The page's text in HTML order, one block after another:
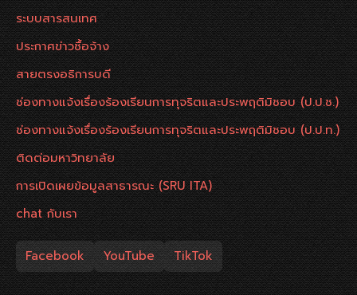
ระบบสารสนเทศ
ประกาศข่าวซื้อจ้าง
สายตรงอธิการบดี
ช่องทางแจ้งเรื่องร้องเรียนการทุจริตและประพฤติมิชอบ (ป.ป.ช.)
ช่องทางแจ้งเรื่องร้องเรียนการทุจริตและประพฤติมิชอบ (ป.ป.ท.)
ติดต่อมหาวิทยาลัย
การเปิดเผยข้อมูลสาธารณะ (SRU ITA)
chat กับเรา
Facebook YouTube TikTok